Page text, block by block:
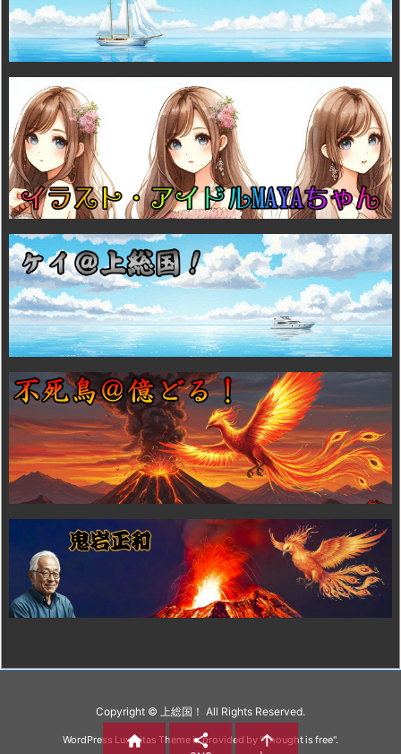
Copyright © 上総国！ All Rights Reserved.
WordPress Luxeritas Theme is provided by "Thought is free".
  